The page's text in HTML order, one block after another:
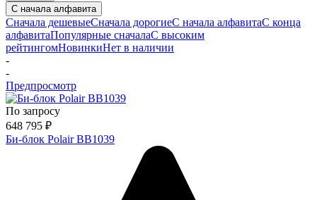
С начала алфавита
Сначала дешевыеСначала дорогиеС начала алфавитаС конца
алфавитаПопулярные сначалаС высоким
рейтингомНовинкиНет в наличии
-
-
Предпросмотр
По запросу
648 795 ₽
Би-блок Polair BB1039